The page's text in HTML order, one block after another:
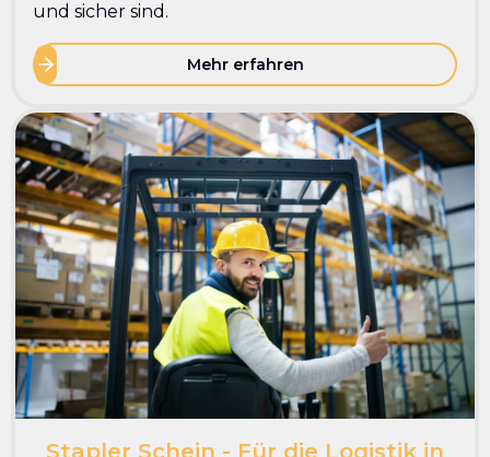
und sicher sind.
Mehr erfahren